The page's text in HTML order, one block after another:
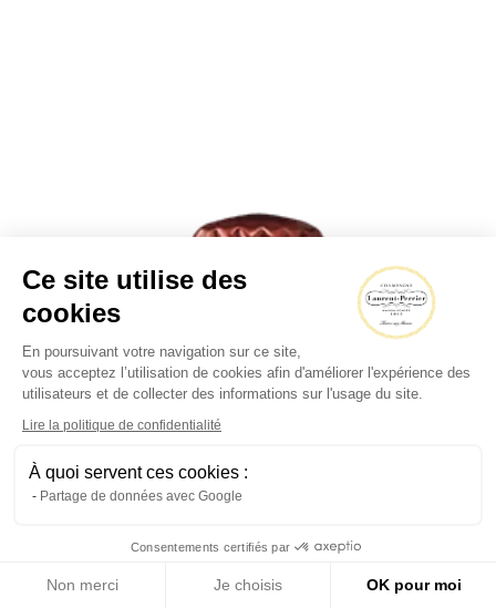
Ce site utilise des
cookies
En poursuivant votre navigation sur ce site,
vous acceptez l’utilisation de cookies afin d'améliorer l'expérience des
utilisateurs et de collecter des informations sur l'usage du site.
Lire la politique de confidentialité
À quoi servent ces cookies :
Partage de données avec Google
Consentements certifiés par
Non merci Je choisis OK pour moi